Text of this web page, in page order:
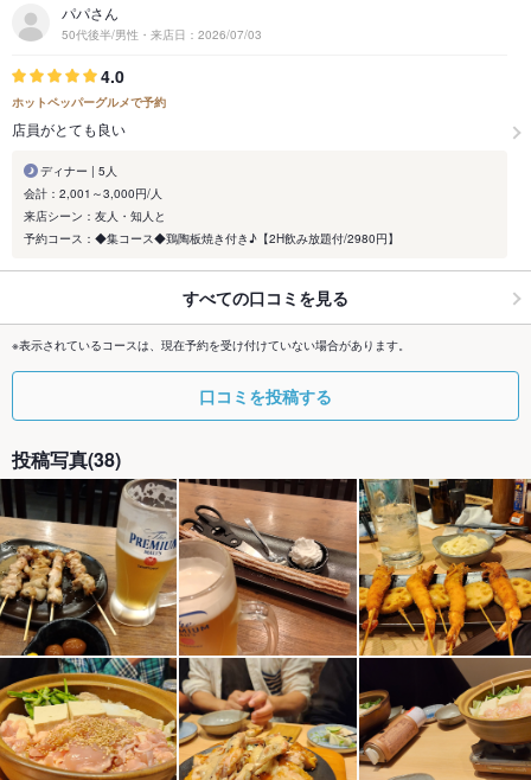
パパさん
50代後半/男性・来店日：2026/07/03
4.0
ホットペッパーグルメで予約
店員がとても良い
ディナー | 5人
会計：2,001～3,000円/人
来店シーン：友人・知人と
予約コース：◆集コース◆鶏陶板焼き付き♪【2H飲み放題付/2980円】
すべての口コミを見る
※表示されているコースは、現在予約を受け付けていない場合があります。
口コミを投稿する
投稿写真(38)